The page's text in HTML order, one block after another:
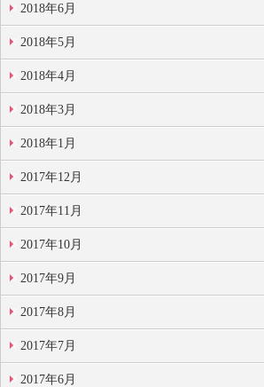
2018年6月
2018年5月
2018年4月
2018年3月
2018年1月
2017年12月
2017年11月
2017年10月
2017年9月
2017年8月
2017年7月
2017年6月